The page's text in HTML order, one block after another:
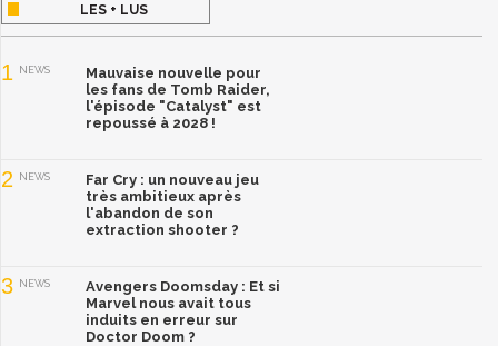
LES + LUS
1 NEWS
Mauvaise nouvelle pour
les fans de Tomb Raider,
l'épisode "Catalyst" est
repoussé à 2028 !
2 NEWS
Far Cry : un nouveau jeu
très ambitieux après
l'abandon de son
extraction shooter ?
3 NEWS
Avengers Doomsday : Et si
Marvel nous avait tous
induits en erreur sur
Doctor Doom ?